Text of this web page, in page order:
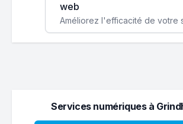
web
Services numériques à